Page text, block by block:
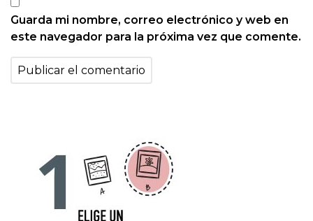
Guarda mi nombre, correo electrónico y web en
este navegador para la próxima vez que comente.